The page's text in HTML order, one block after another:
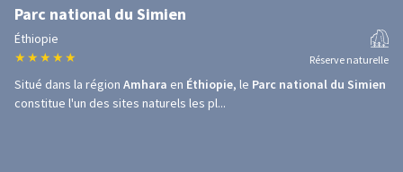
Parc national du Simien
Éthiopie
★ ★ ★ ★ ★ Réserve naturelle
Situé dans la région Amhara en Éthiopie, le Parc national du Simien
constitue l'un des sites naturels les pl...